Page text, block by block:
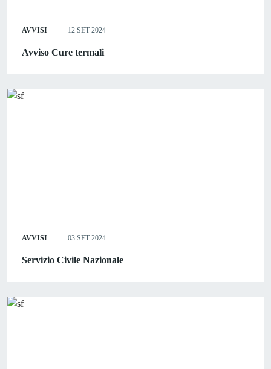
AVVISI 12 SET 2024
Avviso Cure termali
AVVISI 03 SET 2024
Servizio Civile Nazionale